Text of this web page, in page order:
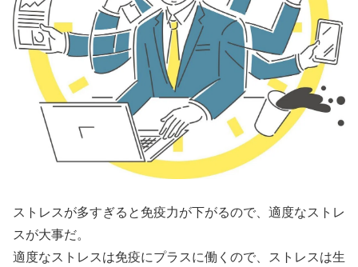
ストレスが多すぎると免疫力が下がるので、適度なストレ
スが大事だ。
適度なストレスは免疫にプラスに働くので、ストレスは生